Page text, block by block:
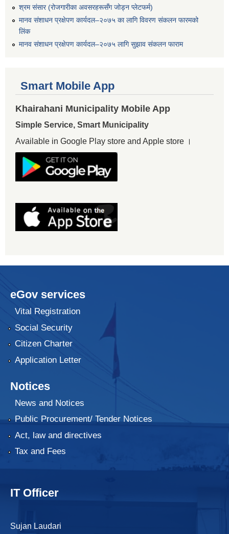
श्रम संसार (रोजगारीका अवसरहरूसँग जोड्न प्लेटफर्म)
मानव संशाधन प्रक्षेपण कार्यदल–२०७५ का लागि विवरण संकलन फारमको
लिंक
मानव संशाधन प्रक्षेपण कार्यदल–२०७५ लागि सुझाव संकलन फाराम
Smart Mobile App
Khairahani Municipality Mobile App
Simple Service, Smart Municipality
Available in Google Play store and Apple store ।
eGov services
Vital Registration
Social Security
Citizen Charter
Application Letter
Notices
News and Notices
Public Procurement/ Tender Notices
Act, law and directives
Tax and Fees
IT Officer
Sujan Laudari